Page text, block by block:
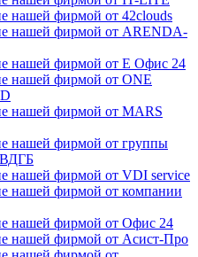
нашей фирмой от 42clouds
нашей фирмой от ARENDA-
нашей фирмой от Е Офис 24
нашей фирмой от ONE
нашей фирмой от MARS
нашей фирмой от группы
нашей фирмой от VDI service
нашей фирмой от компании
нашей фирмой от Офис 24
нашей фирмой от Асист-Про